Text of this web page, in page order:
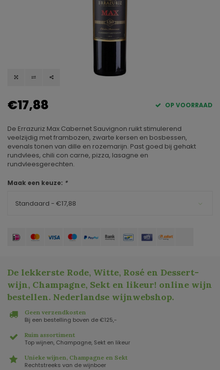
€17,88 OP VOORRAAD
De Errazuriz Max Cabernet Sauvignon ruikt stimulerend
veelzijdig met frambozen, zwarte kersen en bosbessen,
evenals tonen van dille en rozemarijn. Past goed bij gehakt
rundvlees, chili con carne, pizza, lasagne en
rundvleesgerechten.
Maak een keuze: *
Standaard - €17,88
De lekkerste Rode, Witte, Rosé en Dessert-
wijn, Champagne, Sekt en likeur! online wijn
bestellen. Nederlandse wijnwebshop.
Geen verzendkosten
Bij een bestelling boven de €125,-
Ruim assortiment
Top wijnen, Champagne, Sekt en likeur
Unieke wijnen, Champagne en Sekt
Rechtstreeks van de wijnboer